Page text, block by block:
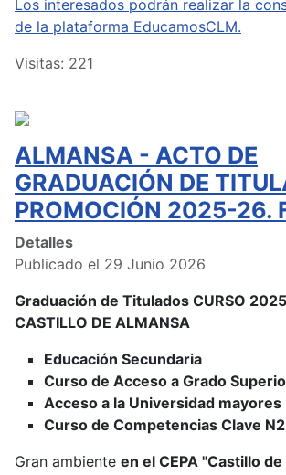
Los interesados podrán realizar la
de la plataforma EducamosCLM.
Visitas: 221
ALMANSA - ACTO DE
GRADUACIÓN DE
PROMOCIÓN 2025-26.
Detalles
Publicado el 29 Junio 2026
Graduación de Titulados CURSO
CASTILLO DE ALMANSA
Educación Secundaria
Curso de Acceso a Grado
Acceso a la Universidad mayores
Curso de Competencias Clave N2
Gran ambiente en el CEPA "Castillo